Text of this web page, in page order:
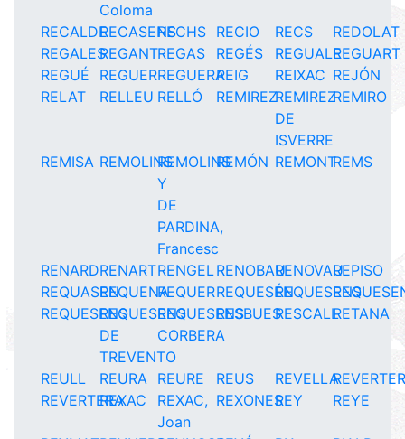
Coloma
RECALDERECASENSRECHS RECIO RECS
REDOLAT
REGALESREGANTREGAS REGÉS REGUALEREGUART
REGUÉ
REGUERREGUERAREIG REIXAC REJÓN
RELAT
RELLEU RELLÓ REMIREZREMIREZ
DE
ISVERRE
REMIRO
REMISA REMOLINSREMOLINS
Y
DE
PARDINA,
Francesc
REMÓN REMONTREMS
RENARDRENARTRENGELRENOBAURENOVAUREPISO
REQUASENREQUENAREQUERREQUESÉNREQUESENS
REQUESENSREQUESENS
DE
TREVENTO
REQUESENS-
CORBERA
RESBUESRESCALLRETANA
REULL REURA REURE REUS REVELLA
REVERTERAREXAC
REXAC,
Joan
REXONESREY REYE